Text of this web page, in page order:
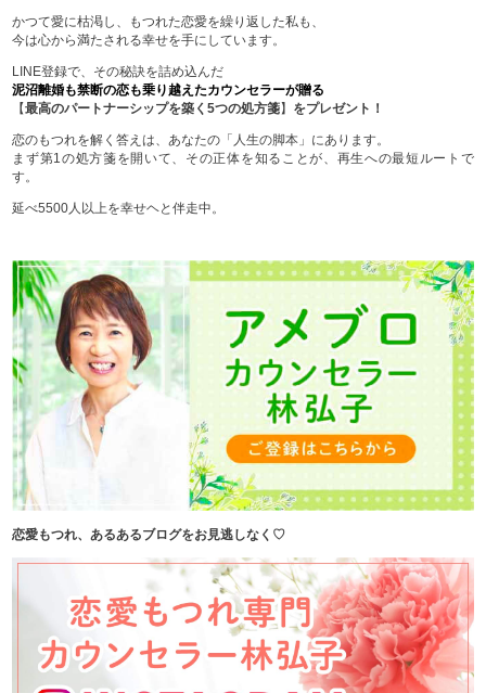
かつて愛に枯渇し、もつれた恋愛を繰り返した私も、
今は心から満たされる幸せを手にしています。
LINE登録で、その秘訣を詰め込んだ
泥沼離婚も禁断の恋も乗り越えたカウンセラーが贈る
【最高のパートナーシップを築く5つの処方箋】 をプレゼント！
恋のもつれを解く答えは、あなたの「人生の脚本」にあります。
まず第1の処方箋を開いて、その正体を知ることが、再生への最短ルートで
す。
延べ5500人以上を幸せヘと伴走中。
恋愛もつれ、あるあるブログをお見逃しなく♡